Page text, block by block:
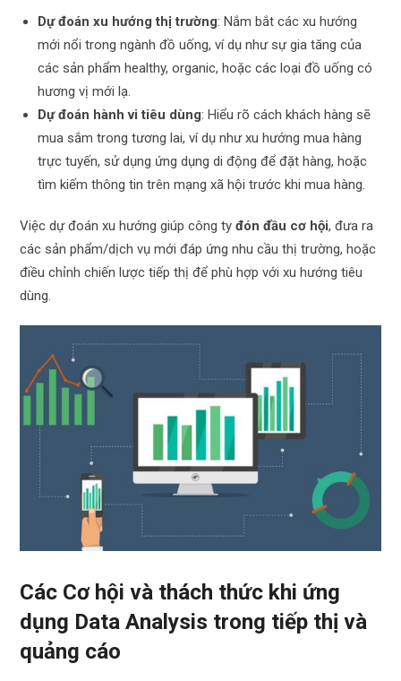
Dự đoán xu hướng thị trường: Nắm bắt các xu hướng
mới nổi trong ngành đồ uống, ví dụ như sự gia tăng của
các sản phẩm healthy, organic, hoặc các loại đồ uống có
hương vị mới lạ.
Dự đoán hành vi tiêu dùng: Hiểu rõ cách khách hàng sẽ
mua sắm trong tương lai, ví dụ như xu hướng mua hàng
trực tuyến, sử dụng ứng dụng di động để đặt hàng, hoặc
tìm kiếm thông tin trên mạng xã hội trước khi mua hàng.
Việc dự đoán xu hướng giúp công tyđón đầu cơ hội, đưa ra
các sản phẩm/dịch vụ mới đáp ứng nhu cầu thị trường, hoặc
điều chỉnh chiến lược tiếp thị để phù hợp với xu hướng tiêu
dùng.
Các Cơ hội và thách thức khi ứng
dụng Data Analysis trong tiếp thị và
quảng cáo